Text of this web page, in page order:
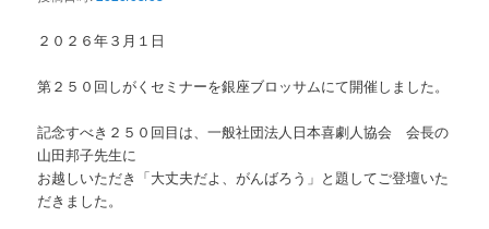
２０２６年３月１日
第２５０回しがくセミナーを銀座ブロッサムにて開催しました。
記念すべき２５０回目は、一般社団法人日本喜劇人協会 会長の
山田邦子先生に
お越しいただき「大丈夫だよ、がんばろう」と題してご登壇いた
だきました。